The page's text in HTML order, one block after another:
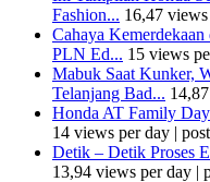
Fashion... 16,47
Cahaya
PLN Ed... 15 views
Mabuk Saat Kunker,
Telanjang Bad...
Honda AT Family
14 views per day |
Detik – Detik Proses
13,94 views per day |